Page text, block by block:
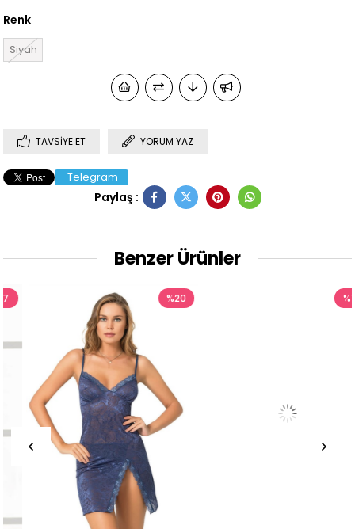
Renk
Siyah
TAVSIYE ET YORUM YAZ
Telegram
Paylaş :
Benzer Ürünler
%20 %17